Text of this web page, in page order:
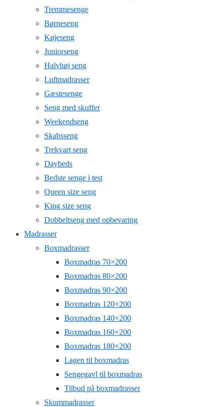
Tremmesenge
Børneseng
Køjeseng
Juniorseng
Halvhøj seng
Luftmadrasser
Gæstesenge
Seng med skuffer
Weekendseng
Skabsseng
Trekvart seng
Daybeds
Bedste senge i test
Queen size seng
King size seng
Dobbeltseng med opbevaring
Madrasser
Boxmadrasser
Boxmadras 70×200
Boxmadras 80×200
Boxmadras 90×200
Boxmadras 120×200
Boxmadras 140×200
Boxmadras 160×200
Boxmadras 180×200
Lagen til boxmadras
Sengegavl til boxmadras
Tilbud på boxmadrasser
Skummadrasser